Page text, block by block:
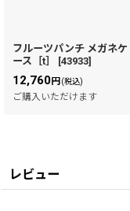
フルーツパンチ メガネケ
ース［t］
[43933]
12,760円(税込)
ご購入いただけます
レビュー